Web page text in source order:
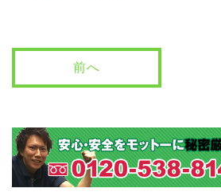
前へ